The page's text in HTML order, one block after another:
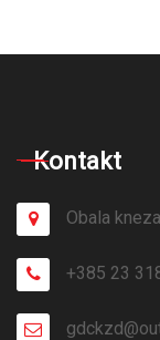
Kontakt
Obala
+385 23